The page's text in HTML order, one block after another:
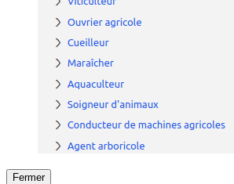
Fermer